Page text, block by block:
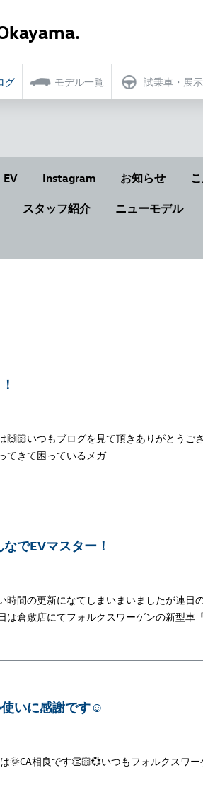
グ モデル一覧 試乗車・展
EV Instagram お知らせ
スタッフ紹介 ニューモデル
🙌🏻いつもブログを見て頂きありがとうご
てきて困っているメガ
でEVマスター！
時間の更新になてしまいまいましたが連日
は倉敷店にてフォルクスワーゲンの新型車
いに感謝です☺️
🌞CA相良です👏🏻💞いつもフォルクスワ